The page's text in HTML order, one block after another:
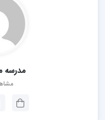
مدرسه